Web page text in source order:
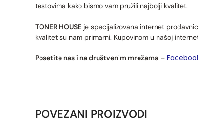
testovima kako bismo vam pružili najbolji kvalitet.
TONER HOUSE je specijalizovana internet
kvalitet su nam primarni. Kupovinom u našoj
Posetite nas i na društvenim mrežama –
POVEZANI PROIZVODI